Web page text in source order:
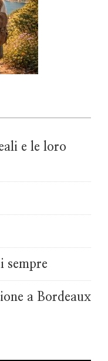
e le loro
sempre
a Bordeaux